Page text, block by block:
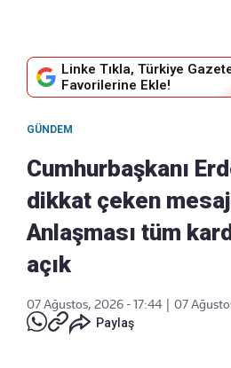
Linke Tıkla, Türkiye
Favorilerine Ekle!
GÜNDEM
Cumhurbaşkanı
dikkat çeken
Anlaşması tüm
açık
07 Ağustos, 2026 - 17:44
07
Paylaş